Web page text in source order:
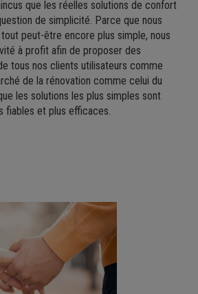
que les réelles solutions de confort
de simplicité. Parce que nous
peut-être encore plus simple, nous
à profit afin de proposer des
tous nos clients utilisateurs comme
de la rénovation comme celui du
les solutions les plus simples sont
fiables et plus efficaces.